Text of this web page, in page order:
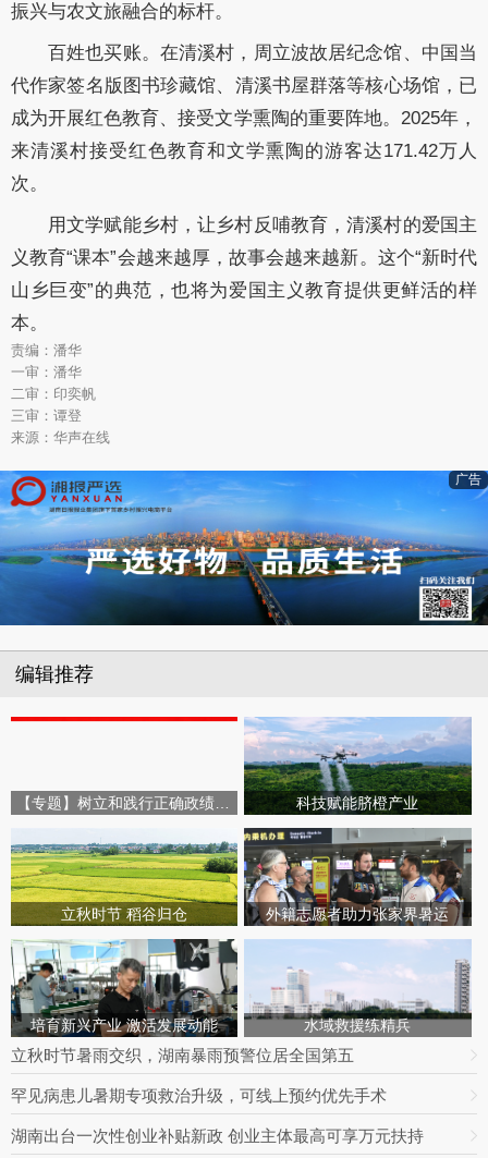
振兴与农文旅融合的标杆。
百姓也买账。在清溪村，周立波故居纪念馆、中国当
代作家签名版图书珍藏馆、清溪书屋群落等核心场馆，已
成为开展红色教育、接受文学熏陶的重要阵地。2025年，
来清溪村接受红色教育和文学熏陶的游客达171.42万人
次。
用文学赋能乡村，让乡村反哺教育，清溪村的爱国主
义教育“课本”会越来越厚，故事会越来越新。这个“新时代
山乡巨变”的典范，也将为爱国主义教育提供更鲜活的样
本。
责编：潘华
一审：潘华
二审：印奕帆
三审：谭登
来源：华声在线
广告
编辑推荐
【专题】树立和践行正确政绩观学习教育 科技赋能脐橙产业
立秋时节 稻谷归仓 外籍志愿者助力张家界暑运
培育新兴产业 激活发展动能 水域救援练精兵
立秋时节暑雨交织，湖南暴雨预警位居全国第五
罕见病患儿暑期专项救治升级，可线上预约优先手术
湖南出台一次性创业补贴新政 创业主体最高可享万元扶持